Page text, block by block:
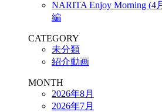
NARITA Enjoy Morning (4
編
CATEGORY
未分類
紹介動画
MONTH
2026年8月
2026年7月